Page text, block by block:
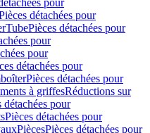
pour
détachées pour
Pièces détachées pour
pour
pour
détachées pour
Pièces détachées pour
à griffesRéductions sur
détachées pour
Pièces détachées pour
PiècesPièces détachées pour